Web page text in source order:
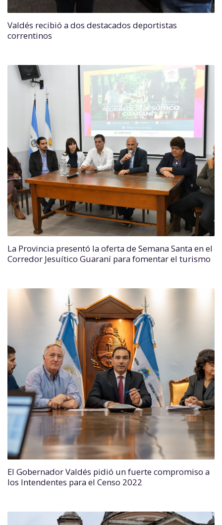
Valdés recibió a dos destacados deportistas
correntinos
La Provincia presentó la oferta de Semana Santa en el
Corredor Jesuítico Guaraní para fomentar el turismo
El Gobernador Valdés pidió un fuerte compromiso a
los Intendentes para el Censo 2022